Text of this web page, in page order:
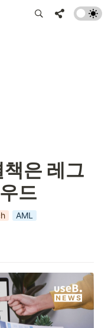
은 레그
드
AML